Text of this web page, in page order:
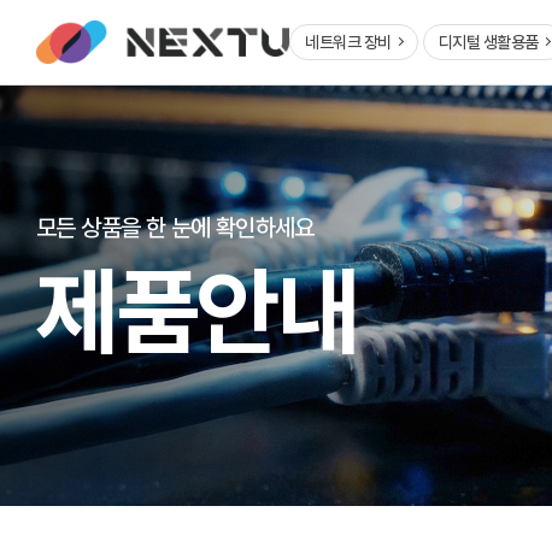
네트워크 장비 디지털 생활용품
모든 상품을 한 눈에 확인하세요
제품안내